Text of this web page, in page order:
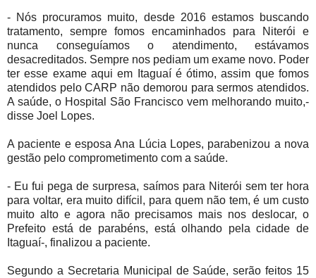
- Nós procuramos muito, desde 2016 estamos buscando
tratamento, sempre fomos encaminhados para Niterói e
nunca conseguíamos o atendimento, estávamos
desacreditados. Sempre nos pediam um exame novo. Poder
ter esse exame aqui em Itaguaí é ótimo, assim que fomos
atendidos pelo CARP não demorou para sermos atendidos.
A saúde, o Hospital São Francisco vem melhorando muito,-
disse Joel Lopes.
A paciente e esposa Ana Lúcia Lopes, parabenizou a nova
gestão pelo comprometimento com a saúde.
- Eu fui pega de surpresa, saímos para Niterói sem ter hora
para voltar, era muito difícil, para quem não tem, é um custo
muito alto e agora não precisamos mais nos deslocar, o
Prefeito está de parabéns, está olhando pela cidade de
Itaguaí-, finalizou a paciente.
Segundo a Secretaria Municipal de Saúde, serão feitos 15